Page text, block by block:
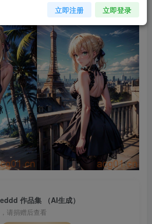
作品集 （AI生成）
请捐赠后查看
立即注册 立即登录